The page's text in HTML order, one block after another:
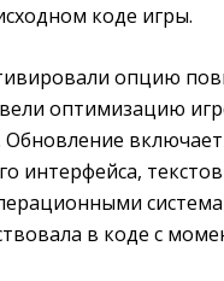
коде игры.
опцию
оптимизацию
Обновление
интерфейса,
в коде с